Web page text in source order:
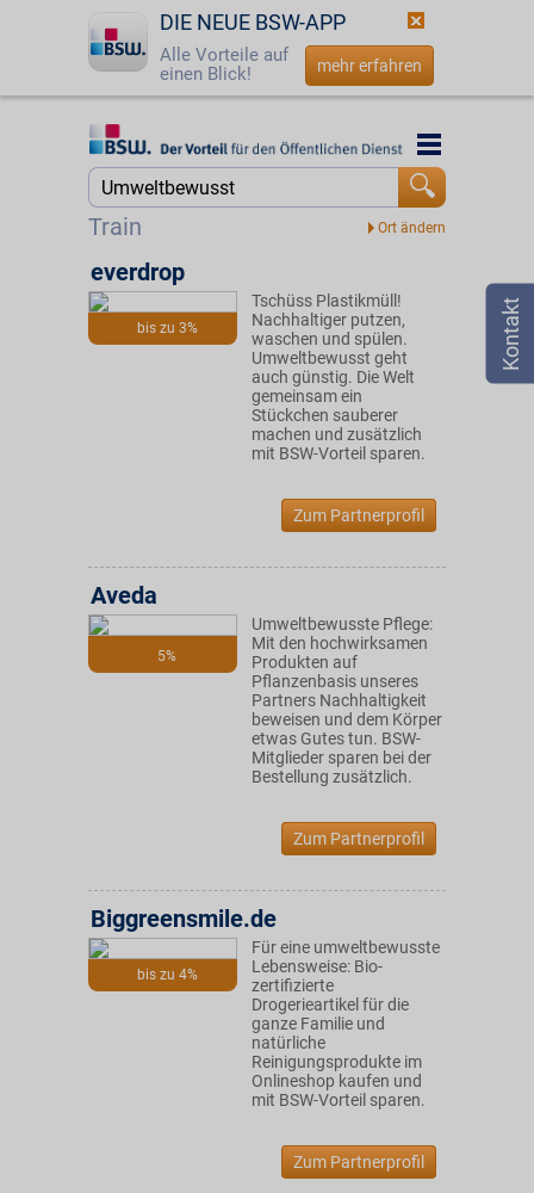
DIE NEUE BSW-APP
Alle Vorteile auf
einen Blick!
mehr erfahren
Startseite
☎ 0800 - 279 25 82
Train
Startseite
bis zu 3%
everdrop
Tschüss Plastikmüll!
Nachhaltiger putzen,
waschen und spülen.
Umweltbewusst geht
auch günstig. Die Welt
gemeinsam ein
Stückchen sauberer
machen und zusätzlich
mit BSW-Vorteil sparen.
Zum Partnerprofil
5%
Aveda
Umweltbewusste Pflege:
Mit den hochwirksamen
Produkten auf
Pflanzenbasis unseres
Partners Nachhaltigkeit
beweisen und dem Körper
etwas Gutes tun. BSW-
Mitglieder sparen bei der
Bestellung zusätzlich.
Zum Partnerprofil
bis zu 4%
Biggreensmile.de
Für eine umweltbewusste
Lebensweise: Bio-
zertifizierte
Drogerieartikel für die
ganze Familie und
natürliche
Reinigungsprodukte im
Onlineshop kaufen und
mit BSW-Vorteil sparen.
Zum Partnerprofil